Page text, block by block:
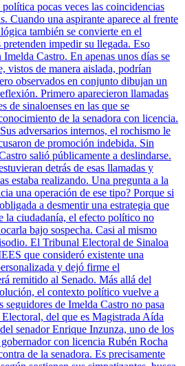
pocas veces las coincidencias
Cuando una aspirante aparece al frente
también se convierte en el
impedir su llegada. Eso
Castro. En apenas unos días se
vistos de manera aislada, podrían
observados en conjunto dibujan un
Primero aparecieron llamadas
de sinaloenses en las que se
de la senadora con licencia.
adversarios internos, el rochismo le
de promoción indebida. Sin
salió públicamente a deslindarse.
detrás de esas llamadas y
estaba realizando. Una pregunta a la
una operación de ese tipo? Porque si
a desmentir una estrategia que
la ciudadanía, el efecto político no
bajo sospecha. Casi al mismo
El Tribunal Electoral de Sinaloa
que consideró existente una
y dejó firme el
remitido al Senado. Más allá del
el contexto político vuelve a
de Imelda Castro no pasa
del que es Magistrada Aída
senador Enrique Inzunza, uno de los
con licencia Rubén Rocha
de la senadora. Es precisamente